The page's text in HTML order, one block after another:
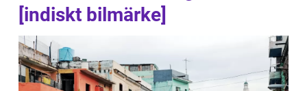
[indiskt bilmärke]